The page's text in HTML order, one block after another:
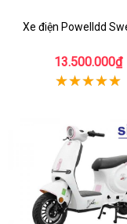
Xe điện Powelldd
13.500.000₫